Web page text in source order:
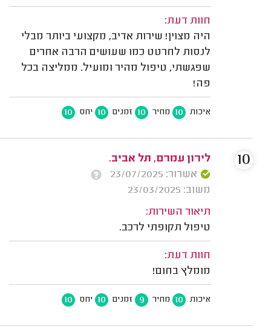
חוות דעת:
היה מצוין! שירות אדיב, מקצועי ביותר מבלי
לנסות לחרטט כמו שעושים הרבה אחרים
שפגשתי, טיפול מהיר ומועיל. ממליצה בכל
פה!
איכות 10 מחיר 10 זמנים 10 יחס 10
לירון עמרם, תל אביב.
אשרור: 23/07/2025
משוב: 23/03/2025
תיאור השירות:
טיפול תקופתי לרכב.
חוות דעת:
מומלץ בחום!
איכות 10 מחיר 9 זמנים 10 יחס 10
10